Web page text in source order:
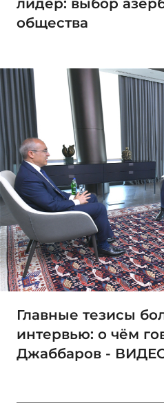
лидер: выбор
общества
Главные тезисы
интервью: о чём
Джаббаров -